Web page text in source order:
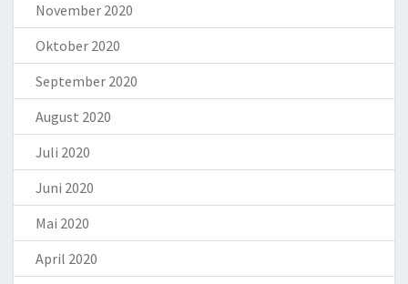
November 2020
Oktober 2020
September 2020
August 2020
Juli 2020
Juni 2020
Mai 2020
April 2020